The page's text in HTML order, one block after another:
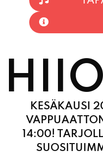
KESÄKAUSI
14:00!